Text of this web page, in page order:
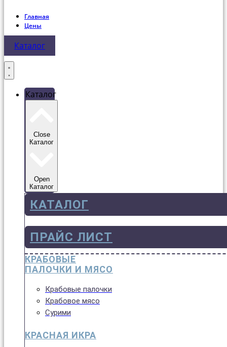
Главная
Цены
Каталог
Каталог
Close
Каталог
Open
Каталог
КАТАЛОГ
ПРАЙС ЛИСТ
КРАБОВЫЕ
ПАЛОЧКИ И МЯСО
Крабовые палочки
Крабовое мясо
Сурими
КРАСНАЯ ИКРА